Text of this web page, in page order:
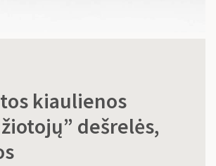
kiaulienos
dešrelės,